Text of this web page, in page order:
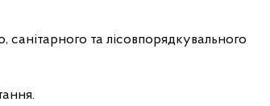
та лісовпорядкувального